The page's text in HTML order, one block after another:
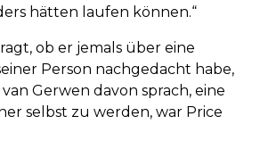
hätten laufen können.“
ob er jemals über eine
Person nachgedacht habe,
Gerwen davon sprach, eine
selbst zu werden, war Price